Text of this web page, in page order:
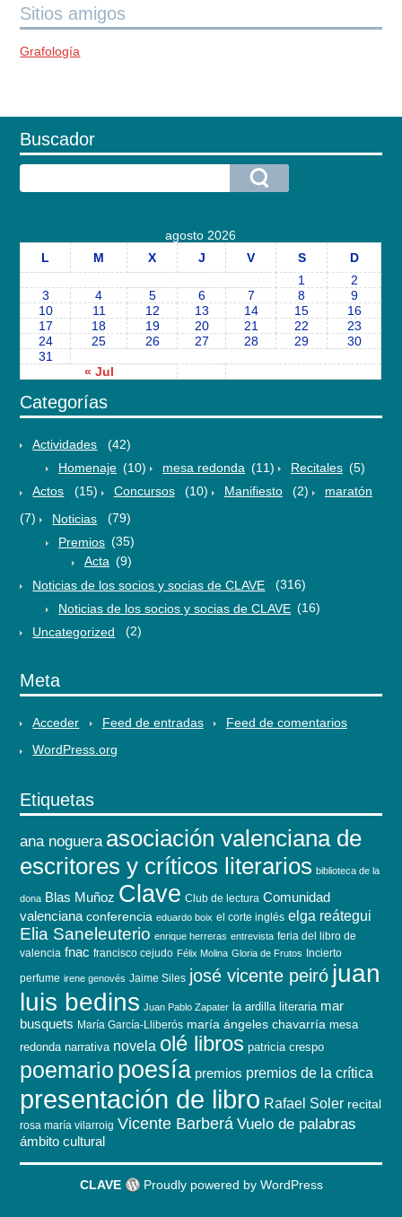
Sitios amigos
Grafología
Buscador
agosto 2026
L
M X J V S D
« Jul
1
2
3
4 5 6 7 8
9
10
11 12 13 14 15
16
17
18 19 20 21 22
23
24
25 26 27 28 29
30
31
Categorías
Actividades
(42)
Homenaje (10) mesa redonda (11) Recitales (5)
Actos
(15) Concursos (10) Manifiesto (2)
maratón
(7)
Noticias
(79)
Premios (35)
Acta (9)
Noticias de los socios y socias de CLAVE
(316)
Noticias de los socios y socias de CLAVE (16)
Uncategorized
(2)
Meta
Acceder Feed de entradas
Feed de comentarios
WordPress.org
Etiquetas
ana noguera asociación valenciana de
escritores y críticos literarios biblioteca de la
dona Blas Muñoz Clave Club de lectura Comunidad
valenciana conferencia eduardo boix el corte inglés elga reátegui
Elia Saneleuterio enrique herreras entrevista feria del libro de
valencia fnac francisco cejudo Félix Molina Gloria de Frutos Incierto
perfume irene genovés Jaime Siles josé vicente peiró juan
luis bedins Juan Pablo Zapater la ardilla literaria mar
busquets María García-Lliberós maría ángeles chavarría mesa
redonda narrativa novela olé libros patricia crespo
poemario poesía premios premios de la crítica
presentación de libro Rafael Soler recital
rosa maría vilarroig Vicente Barberá Vuelo de palabras
ámbito cultural
CLAVE Proudly powered by WordPress